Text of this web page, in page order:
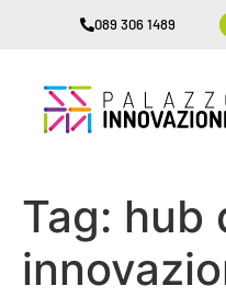
089 306 1489
Tag: hub